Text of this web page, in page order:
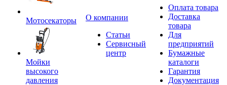
Мотосекаторы
Мойки
высокого
давления
O компании
Статьи
Сервисный
центр
Оплата товара
Доставка
товара
Для
предприятий
Бумажные
каталоги
Гарантия
Документация